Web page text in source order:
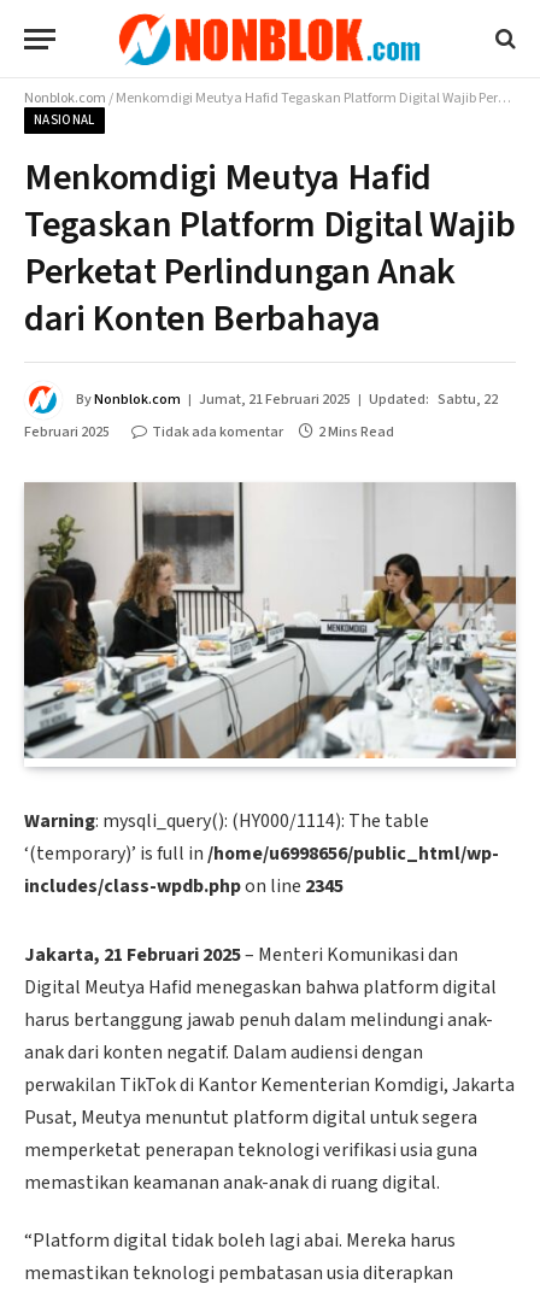
Nonblok.com/Menkomdigi Meutya Hafid Tegaskan Platform Digital Wajib Perketat Perlindungan Anak dari Konten Berbahaya
NASIONAL
Menkomdigi Meutya Hafid
Tegaskan Platform Digital Wajib
Perketat Perlindungan Anak
dari Konten Berbahaya
ByNonblok.com Jumat, 21 Februari 2025 Updated: Sabtu, 22
Februari 2025
Tidak ada komentar 2 Mins Read
Warning: mysqli_query(): (HY000/1114): The table
‘(temporary)’ is full in/home/u6998656/public_html/wp-
includes/class-wpdb.phpon line 2345
Jakarta, 21 Februari 2025– Menteri Komunikasi dan
Digital Meutya Hafid menegaskan bahwa platform digital
harus bertanggung jawab penuh dalam melindungi anak-
anak dari konten negatif. Dalam audiensi dengan
perwakilan TikTok di Kantor Kementerian Komdigi, Jakarta
Pusat, Meutya menuntut platform digital untuk segera
memperketat penerapan teknologi verifikasi usia guna
memastikan keamanan anak-anak di ruang digital.
“Platform digital tidak boleh lagi abai. Mereka harus
memastikan teknologi pembatasan usia diterapkan